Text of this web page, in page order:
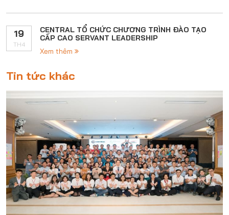
19
TH4
CENTRAL TỔ CHỨC CHƯƠNG TRÌNH ĐÀO TẠO
CẤP CAO SERVANT LEADERSHIP
Xem thêm
Tin tức khác